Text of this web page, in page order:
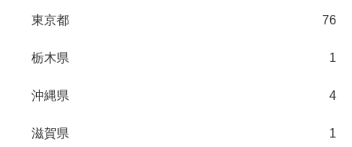
東京都 76
栃木県 1
沖縄県 4
滋賀県 1